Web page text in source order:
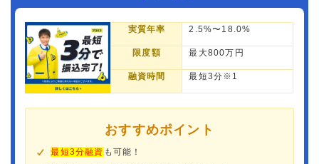
実質年率 2.5%〜18.0%
限度額 最大800万円
融資時間 最短3分※1
おすすめポイント
最短3分融資 も可能！